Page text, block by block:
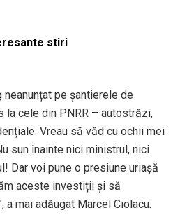
stiri
neanunțat pe șantierele de
la cele din PNRR – autostrăzi,
Vreau să văd cu ochii mei
sun înainte nici ministrul, nici
Dar voi pune o presiune uriașă
aceste investiții și să
a mai adăugat Marcel Ciolacu.